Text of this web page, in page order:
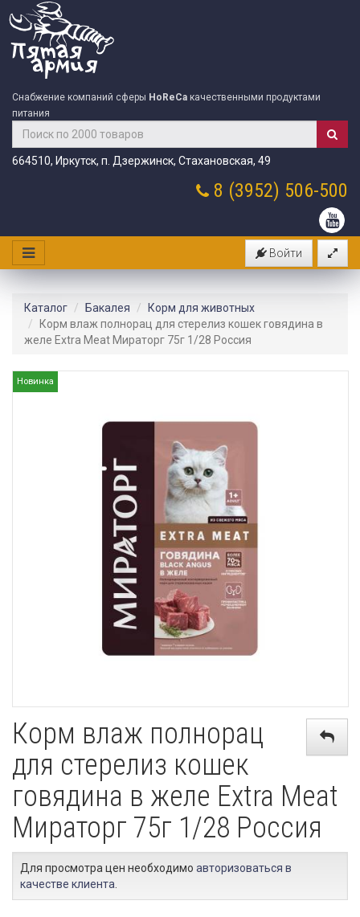
Снабжение компаний сферы HoReCa качественными продуктами
питания
664510, Иркутск, п. Дзержинск, Стахановская, 49
8 (3952) 506-500
Войти
Каталог Бакалея
Корм для животных
Корм влаж полнорац для стерелиз кошек говядина в
желе Extra Meat Мираторг 75г 1/28 Россия
Новинка
Корм влаж полнорац
для стерелиз кошек
говядина в желе Extra Meat
Мираторг 75г 1/28 Россия
Для просмотра цен необходимо авторизоваться в
качестве клиента